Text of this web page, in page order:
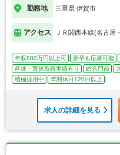
勤務地 三重県 伊賀市
アクセス ＪＲ関西本線(名古屋
年収800万円以上可 新卒も応募可能
産休・育休取得実績有り
総合門前
積極採用中
年間休日120日以上
求人の詳細を見る